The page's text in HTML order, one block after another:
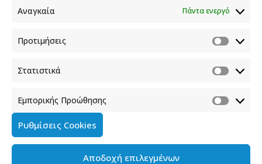
Αναγκαία Πάντα ενεργό
Προτιμήσεις
Στατιστικά
Εμπορικής Προώθησης
Ρυθμίσεις Cookies
Αποδοχή επιλεγμένων
Download [295.48 KB]